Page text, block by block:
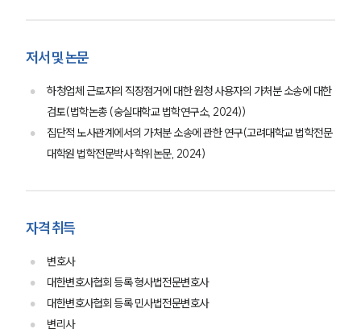
업무사례
이혼 주요 업무사례
사례분석/최신동향
이혼 법률정보
업무
전체
저서 및 논문
하청업체 근로자의 직장점거에 대한 원청 사용자의 가처분 소송에 대한
검토(법학논총 (숭실대학교 법학연구소, 2024))
집단적 노사관계에서의 가처분 소송에 관한 연구(고려대학교 법학전문
대학원 법학전문박사 학위논문, 2024)
자격 취득
변호사
대한변호사협회 등록 형사법전문변호사
대한변호사협회 등록 민사법전문변호사
변리사